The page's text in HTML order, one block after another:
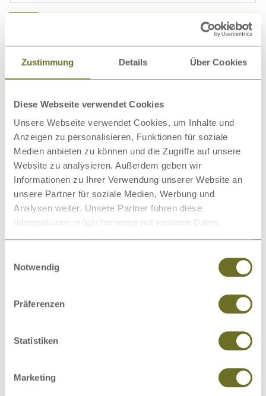
Zustimmung Details Über Cookies
Diese Webseite verwendet Cookies
Unsere Webseite verwendet Cookies, um Inhalte und
Anzeigen zu personalisieren, Funktionen für soziale
Medien anbieten zu können und die Zugriffe auf unsere
Website zu analysieren. Außerdem geben wir
Informationen zu Ihrer Verwendung unserer Website an
unsere Partner für soziale Medien, Werbung und
Analysen weiter. Unsere Partner führen diese
Informationen möglicherweise mit weiteren Daten
haben.
Notwendig
Präferenzen
Statistiken
Marketing
Einfache Montage
Weitere passende Kategorien zu diesem
Produkt
Bettwäsche Bettwaren